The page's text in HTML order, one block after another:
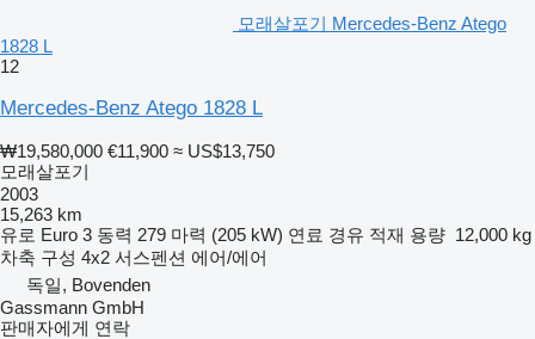
모래살포기 Mercedes-Benz Atego
1828 L
12
Mercedes-Benz Atego 1828 L
₩19,580,000 €11,900 ≈ US$13,750
모래살포기
2003
15,263 km
유로 Euro 3 동력 279 마력 (205 kW) 연료 경유 적재 용량 12,000 kg
차축 구성 4x2 서스펜션 에어/에어
독일, Bovenden
Gassmann GmbH
판매자에게 연락